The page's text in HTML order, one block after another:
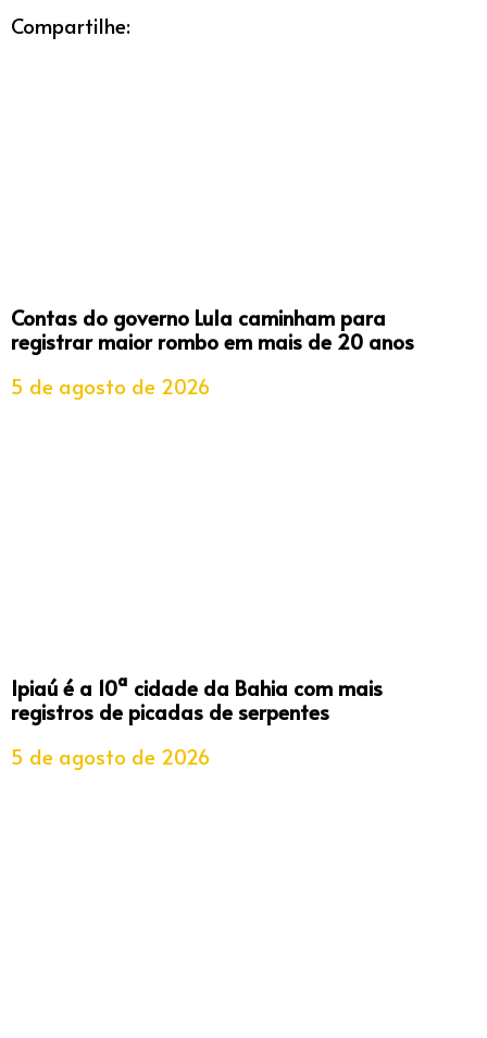
Compartilhe:
Contas do governo Lula caminham para
registrar maior rombo em mais de 20 anos
5 de agosto de 2026
Ipiaú é a 10ª cidade da Bahia com mais
registros de picadas de serpentes
5 de agosto de 2026